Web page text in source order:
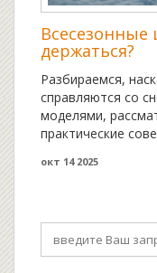
Всесезонные
держаться?
Разбираемся,
справляются со
моделями,
практические
окт 14 2025